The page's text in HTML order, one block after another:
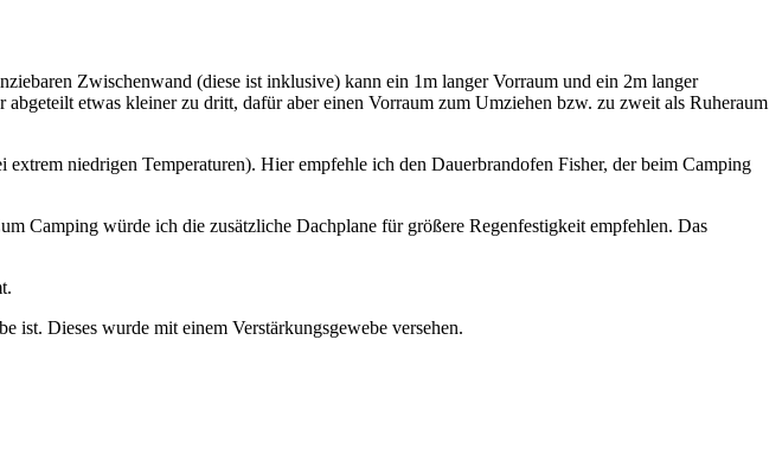
Zwischenwand (diese ist inklusive) kann ein 1m langer Vorraum und ein 2m langer
etwas kleiner zu dritt, dafür aber einen Vorraum zum Umziehen bzw. zu zweit als Ruheraum
niedrigen Temperaturen). Hier empfehle ich den Dauerbrandofen Fisher, der beim Camping
Camping würde ich die zusätzliche Dachplane für größere Regenfestigkeit empfehlen. Das
ist. Dieses wurde mit einem Verstärkungsgewebe versehen.